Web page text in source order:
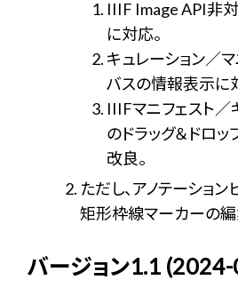
IIIF Image API非
に対応。
キュレーション／
バスの情報表示に
IIIFマニフェスト／
のドラッグ＆ドロッ
改良。
ただし、アノテーション
矩形枠線マーカーの編
バージョン1.1